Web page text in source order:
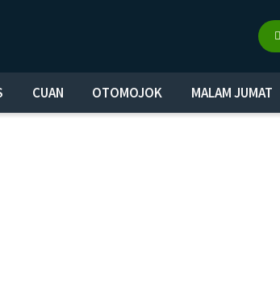
CUAN OTOMOJOK MALAM JUMAT